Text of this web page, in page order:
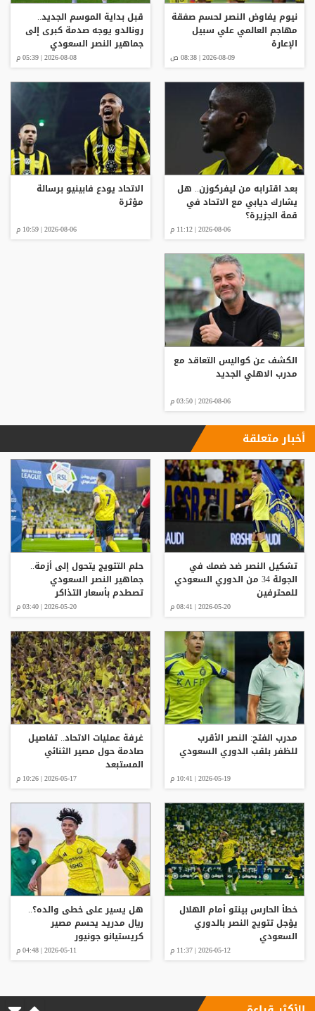
نيوم يفاوض النصر لحسم صفقة
مهاجم العالمي علي سبيل
الإعارة
2026-08-09 | 08:38 ص
قبل بداية الموسم الجديد..
رونالدو يوجه صدمة كبرى إلى
جماهير النصر السعودي
2026-08-08 | 05:39 م
بعد اقترابه من ليفركوزن.. هل
يشارك ديابي مع الاتحاد في
قمة الجزيرة؟
2026-08-06 | 11:12 م
الاتحاد يودع فابينيو برسالة
مؤثرة
2026-08-06 | 10:59 م
الكشف عن كواليس التعاقد مع
مدرب الاهلي الجديد
2026-08-06 | 03:50 م
أخبار متعلقة
تشكيل النصر ضد ضمك في
الجولة 34 من الدوري السعودي
للمحترفين
2026-05-20 | 08:41 م
حلم التتويج يتحول إلى أزمة..
جماهير النصر السعودي
تصطدم بأسعار التذاكر
2026-05-20 | 03:40 م
مدرب الفتح: النصر الأقرب
للظفر بلقب الدوري السعودي
2026-05-19 | 10:41 م
غرفة عمليات الاتحاد.. تفاصيل
صادمة حول مصير الثنائي
المستبعد
2026-05-17 | 10:26 م
خطأ الحارس بينتو أمام الهلال
يؤجل تتويج النصر بالدوري
السعودي
2026-05-12 | 11:37 م
هل يسير على خطى والده؟..
ريال مدريد يحسم مصير
كريستيانو جونيور
2026-05-11 | 04:48 م